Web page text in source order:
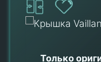
Только